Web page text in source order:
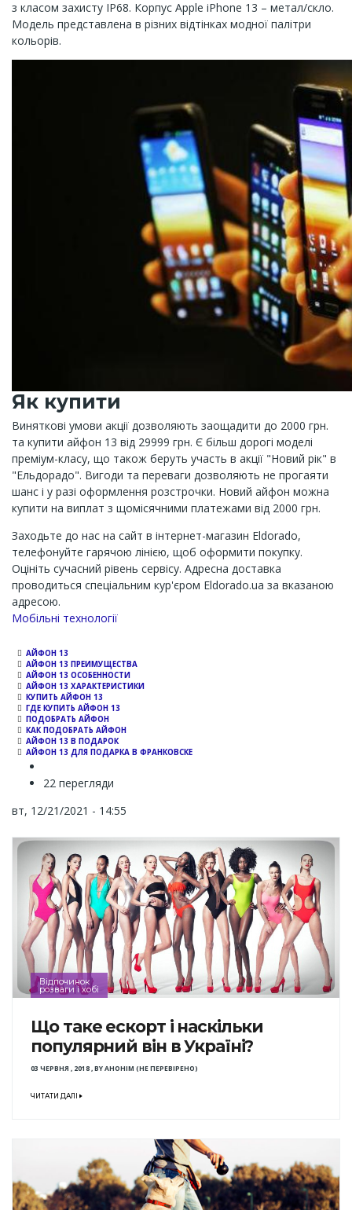
з класом захисту IP68. Корпус Apple iPhone 13 – метал/скло.
Модель представлена ​​в різних відтінках модної палітри
кольорів.
Як купити
Виняткові умови акції дозволяють заощадити до 2000 грн.
та купити айфон 13 від 29999 грн. Є більш дорогі моделі
преміум-класу, що також беруть участь в акції "Новий рік" в
"Ельдорадо". Вигоди та переваги дозволяють не прогаяти
шанс і у разі оформлення розстрочки. Новий айфон можна
купити на виплат з щомісячними платежами від 2000 грн.
Заходьте до нас на сайт в інтернет-магазин Eldorado,
телефонуйте гарячою лінією, щоб оформити покупку.
Оцініть сучасний рівень сервісу. Адресна доставка
проводиться спеціальним кур'єром Eldorado.ua за вказаною
адресою.
Channel
Мобільні технології
АЙФОН 13
АЙФОН 13 ПРЕИМУЩЕСТВА
АЙФОН 13 ОСОБЕННОСТИ
АЙФОН 13 ХАРАКТЕРИСТИКИ
КУПИТЬ АЙФОН 13
ГДЕ КУПИТЬ АЙФОН 13
ПОДОБРАТЬ АЙФОН
КАК ПОДОБРАТЬ АЙФОН
АЙФОН 13 В ПОДАРОК
АЙФОН 13 ДЛЯ ПОДАРКА В ФРАНКОВСКЕ
22 перегляди
вт, 12/21/2021 - 14:55
Відпочинок
розваги і хобі
Що таке ескорт і наскільки
популярний він в Україні?
03 ЧЕРВНЯ , 2018,BYАНОНІМ (НЕ ПЕРЕВІРЕНО)
ЧИТАТИ ДАЛІ